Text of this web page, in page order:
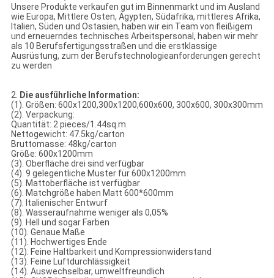
Unsere Produkte verkaufen gut im Binnenmarkt und im Ausland
wie Europa, Mittlere Osten, Ägypten, Südafrika, mittleres Afrika,
Italien, Süden und Ostasien, haben wir ein Team von fleißigem
und erneuerndes technisches Arbeitspersonal, haben wir mehr
als 10 Berufsfertigungsstraßen und die erstklassige
Ausrüstung, zum der Berufstechnologieanforderungen gerecht
zu werden
2. Die ausführliche Information:
(1). Größen: 600x1200,300x1200,600x600, 300x600, 300x300mm
(2). Verpackung:
Quantität: 2 pieces/1.44sq.m
Nettogewicht: 47.5kg/carton
Bruttomasse: 48kg/carton
Größe: 600x1200mm
(3). Oberfläche drei sind verfügbar
(4). 9 gelegentliche Muster für 600x1200mm
(5). Mattoberfläche ist verfügbar
(6). Matchgröße haben Matt 600*600mm
(7). Italienischer Entwurf
(8). Wasseraufnahme weniger als 0,05%
(9). Hell und sogar Farben
(10). Genaue Maße
(11). Hochwertiges Ende
(12). Feine Haltbarkeit und Kompressionwiderstand
(13). Feine Luftdurchlässigkeit
(14). Auswechselbar, umweltfreundlich